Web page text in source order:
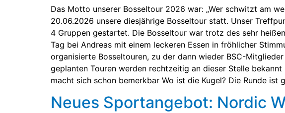
Das Motto unserer Bosseltour 2026 war: „Wer schwitzt am
20.06.2026 unsere diesjährige Bosseltour statt. Unser
4 Gruppen gestartet. Die Bosseltour war trotz des sehr
Tag bei Andreas mit einem leckeren Essen in fröhlicher
organisierte Bosseltouren, zu der dann wieder BSC-
geplanten Touren werden rechtzeitig an dieser Stelle
macht sich schon bemerkbar Wo ist die Kugel? Die Runde
Neues Sportangebot: Nordic